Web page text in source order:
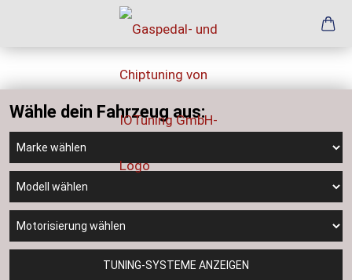
Wähle dein Fahrzeug aus:
TUNING-SYSTEME ANZEIGEN